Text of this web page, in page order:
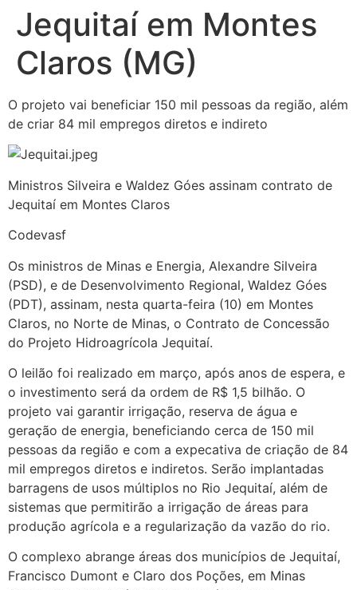
Jequitaí em Montes
Claros (MG)
O projeto vai beneficiar 150 mil pessoas da região, além
de criar 84 mil empregos diretos e indireto
Ministros Silveira e Waldez Góes assinam contrato de
Jequitaí em Montes Claros
Codevasf
Os ministros de Minas e Energia, Alexandre Silveira
(PSD), e de Desenvolvimento Regional, Waldez Góes
(PDT), assinam, nesta quarta-feira (10) em Montes
Claros, no Norte de Minas, o Contrato de Concessão
do Projeto Hidroagrícola Jequitaí.
O leilão foi realizado em março, após anos de espera, e
o investimento será da ordem de R$ 1,5 bilhão. O
projeto vai garantir irrigação, reserva de água e
geração de energia, beneficiando cerca de 150 mil
pessoas da região e com a expecativa de criação de 84
mil empregos diretos e indiretos. Serão implantadas
barragens de usos múltiplos no Rio Jequitaí, além de
sistemas que permitirão a irrigação de áreas para
produção agrícola e a regularização da vazão do rio.
O complexo abrange áreas dos municípios de Jequitaí,
Francisco Dumont e Claro dos Poções, em Minas